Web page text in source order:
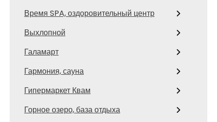
Время SPA, оздоровительный центр
Выхлопной
Галамарт
Гармония, сауна
Гипермаркет Квам
Горное озеро, база отдыха